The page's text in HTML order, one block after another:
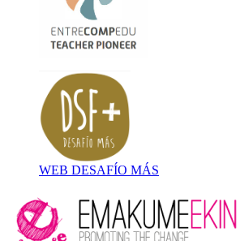
WEB DESAFÍO MÁS